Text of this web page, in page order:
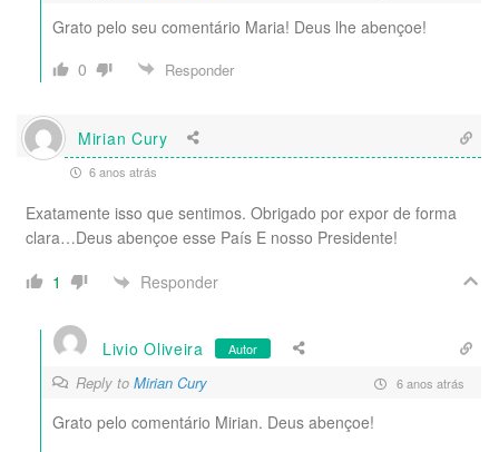
Grato pelo seu comentário Maria! Deus lhe abençoe!
0
Responder
Mirian Cury
6 anos atrás
Exatamente isso que sentimos. Obrigado por expor de forma
clara…Deus abençoe esse País E nosso Presidente!
1
Responder
Livio Oliveira Autor
Reply to Mirian Cury 6 anos atrás
Grato pelo comentário Mirian. Deus abençoe!